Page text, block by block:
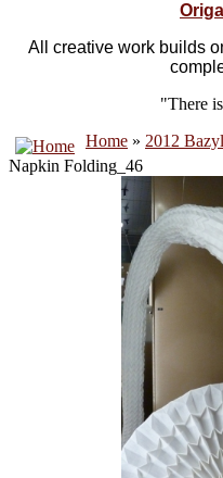
All creative work builds
"There
Home » 2012
Napkin Folding_46